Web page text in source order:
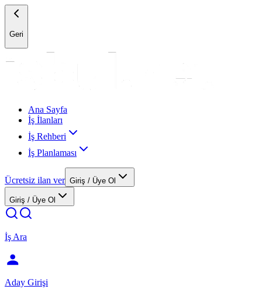
Geri
Ana Sayfa
İş İlanları
İş Rehberi
İş Planlaması
Ücretsiz ilan ver Giriş / Üye Ol
Giriş / Üye Ol
İş Ara
Aday Girişi